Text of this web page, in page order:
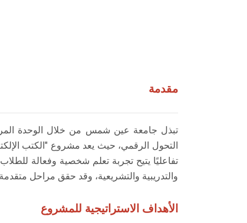
مقدمة
تبذل جامعة عين شمس من خلال الوحدة
التحول الرقمي، حيث يعد مشروع "الكتب
تفاعليًا يتيح تجربة تعلم شخصية وفعالة
والتدريبية والتشريعية، وقد حقق مراحل
الأهداف الاستراتيجية للمشروع